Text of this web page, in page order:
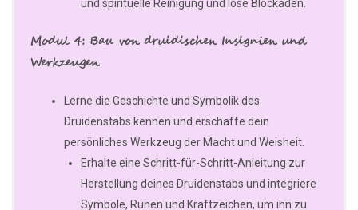
und spirituelle Reinigung und löse Blockaden.
Modul 4: Bau von druidischen Insignien und
Werkzeugen
Lerne die Geschichte und Symbolik des
Druidenstabs kennen und erschaffe dein
persönliches Werkzeug der Macht und Weisheit.
Erhalte eine Schritt-für-Schritt-Anleitung zur
Herstellung deines Druidenstabs und integriere
Symbole, Runen und Kraftzeichen, um ihn zu